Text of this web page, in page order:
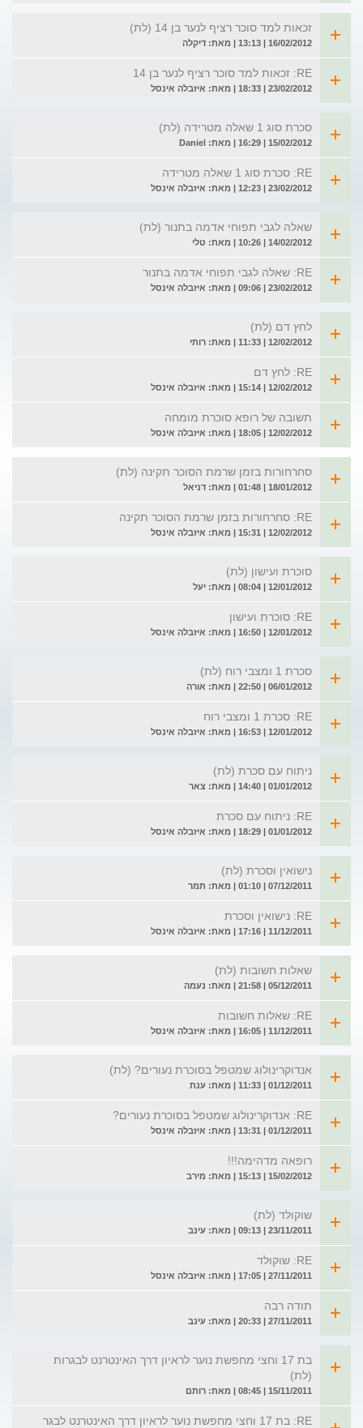
זכאות למד סוכר רציף לנער בן 14 (לת)
16/02/2012 | 13:13 | מאת: דיקלה
RE: זכאות למד סוכר רציף לנער בן 14
23/02/2012 | 18:33 | מאת: איזבלה אינסל
סכרת סוג 1 שאלה מטרידה (לת)
15/02/2012 | 16:29 | מאת: Daniel
RE: סכרת סוג 1 שאלה מטרידה
23/02/2012 | 12:23 | מאת: איזבלה אינסל
שאלה לגבי תפוחי אדמה בתנור (לת)
14/02/2012 | 10:26 | מאת: טלי
RE: שאלה לגבי תפוחי אדמה בתנור
23/02/2012 | 09:06 | מאת: איזבלה אינסל
לחץ דם (לת)
12/02/2012 | 11:33 | מאת: רותי
RE: לחץ דם
12/02/2012 | 15:14 | מאת: איזבלה אינסל
תשובה של רופא סוכרת מומחה
12/02/2012 | 18:05 | מאת: איזבלה אינסל
סחרחורות בזמן שרמת הסוכר תקינה (לת)
18/01/2012 | 01:48 | מאת: דניאל
RE: סחרחורות בזמן שרמת הסוכר תקינה
12/02/2012 | 15:31 | מאת: איזבלה אינסל
סוכרת ועישון (לת)
12/01/2012 | 08:04 | מאת: יעל
RE: סוכרת ועישון
12/01/2012 | 16:50 | מאת: איזבלה אינסל
סכרת 1 ומצבי רוח (לת)
06/01/2012 | 22:50 | מאת: אורה
RE: סכרת 1 ומצבי רוח
12/01/2012 | 16:53 | מאת: איזבלה אינסל
ניתוח עם סכרת (לת)
01/01/2012 | 14:40 | מאת: צאר
RE: ניתוח עם סכרת
01/01/2012 | 18:29 | מאת: איזבלה אינסל
נישואין וסכרת (לת)
07/12/2011 | 01:10 | מאת: תמר
RE: נישואין וסכרת
11/12/2011 | 17:16 | מאת: איזבלה אינסל
שאלות חשובות (לת)
05/12/2011 | 21:58 | מאת: נעמה
RE: שאלות חשובות
11/12/2011 | 16:05 | מאת: איזבלה אינסל
אנדוקרינולוג שמטפל בסוכרת נעורים? (לת)
01/12/2011 | 11:33 | מאת: ענת
RE: אנדוקרינולוג שמטפל בסוכרת נעורים?
01/12/2011 | 13:31 | מאת: איזבלה אינסל
רופאה מדהימה!!!
15/02/2012 | 15:13 | מאת: מירב
שוקולד (לת)
23/11/2011 | 09:13 | מאת: עינב
RE: שוקולד
27/11/2011 | 17:05 | מאת: איזבלה אינסל
תודה רבה
27/11/2011 | 20:33 | מאת: עינב
בת 17 וחצי מחפשת נוער לראיון דרך האינטרנט לבגרות
(לת)
15/11/2011 | 08:45 | מאת: רותם
RE: בת 17 וחצי מחפשת נוער לראיון דרך האינטרנט לבגר